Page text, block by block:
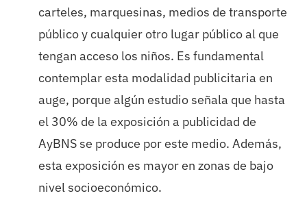
carteles, marquesinas, medios de transporte
público y cualquier otro lugar público al que
tengan acceso los niños. Es fundamental
contemplar esta modalidad publicitaria en
auge, porque algún estudio señala que hasta
el 30% de la exposición a publicidad de
AyBNS se produce por este medio. Además,
esta exposición es mayor en zonas de bajo
nivel socioeconómico.